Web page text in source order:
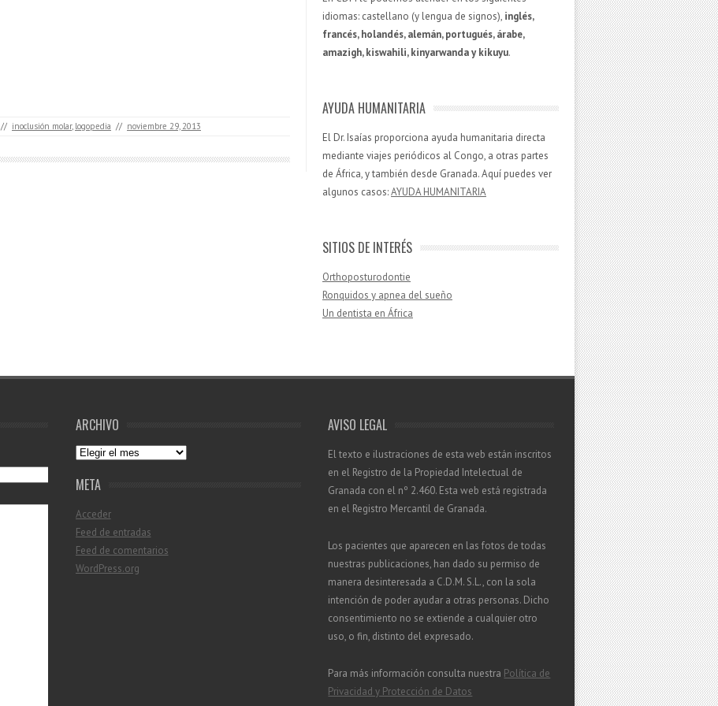
// inoclusión molar, logopedia // noviembre 29, 2013
idiomas: castellano (y lengua de signos), inglés,
francés, holandés, alemán, portugués, árabe,
amazigh, kiswahili, kinyarwanda y kikuyu.
AYUDA HUMANITARIA
El Dr. Isaías proporciona ayuda humanitaria directa
mediante viajes periódicos al Congo, a otras partes
de África, y también desde Granada. Aquí puedes ver
algunos casos:AYUDA HUMANITARIA
SITIOS DE INTERÉS
Orthoposturodontie
Ronquidos y apnea del sueño
Un dentista en África
ARCHIVO
Archivo
META
Acceder
Feed de entradas
Feed de comentarios
WordPress.org
AVISO LEGAL
El texto e ilustraciones de esta web están inscritos
en el Registro de la Propiedad Intelectual de
Granada con el nº 2.460. Esta web está registrada
en el Registro Mercantil de Granada.
Los pacientes que aparecen en las fotos de todas
nuestras publicaciones, han dado su permiso de
manera desinteresada a C.D.M. S.L., con la sola
intención de poder ayudar a otras personas. Dicho
consentimiento no se extiende a cualquier otro
uso, o fin, distinto del expresado.
Para más información consulta nuestra Política de
Privacidad y Protección de Datos